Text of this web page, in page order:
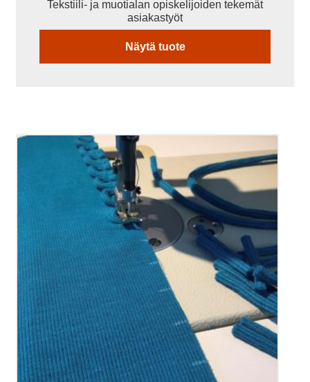
Tekstiili- ja muotialan opiskelijoiden tekemät
asiakastyöt
Näytä tuote